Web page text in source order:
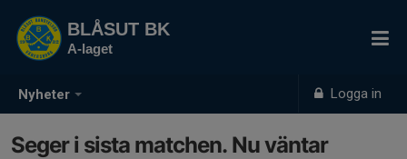
Nyheter Logga in
BLÅSUT BK
A-laget
Seger i sista matchen. Nu väntar